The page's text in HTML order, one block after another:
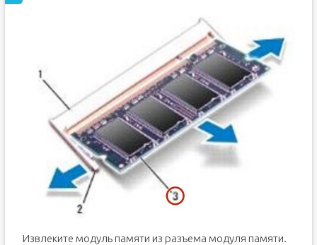
Извлеките модуль памяти из разъема модуля памяти.